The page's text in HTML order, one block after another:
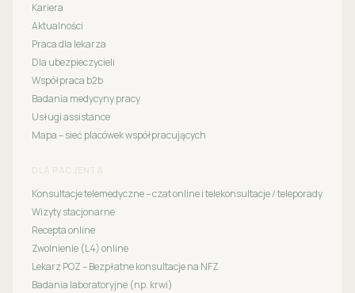
Kariera
Aktualności
Praca dla lekarza
Dla ubezpieczycieli
Współpraca b2b
Badania medycyny pracy
Usługi assistance
Mapa – sieć placówek współpracujących
DLA PACJENTA
Konsultacje telemedyczne – czat online i telekonsultacje / teleporady
Wizyty stacjonarne
Recepta online
Zwolnienie (L4) online
Lekarz POZ – Bezpłatne konsultacje na NFZ
Badania laboratoryjne (np. krwi)